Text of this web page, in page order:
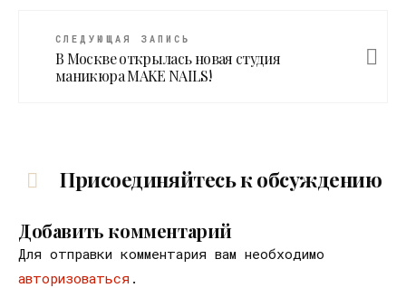
СЛЕДУЮЩАЯ ЗАПИСЬ
В Москве открылась новая студия
маникюра MAKE NAILS!
Присоединяйтесь к обсуждению
Добавить комментарий
Для отправки комментария вам необходимо
авторизоваться .